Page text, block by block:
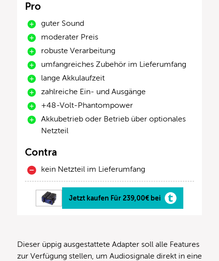
Pro
guter Sound
moderater Preis
robuste Verarbeitung
umfangreiches Zubehör im Lieferumfang
lange Akkulaufzeit
zahlreiche Ein- und Ausgänge
+48-Volt-Phantompower
Akkubetrieb oder Betrieb über optionales
Netzteil
Contra
kein Netzteil im Lieferumfang
Jetzt kaufen Für 239,00€ bei
Dieser üppig ausgestattete Adapter soll alle Features
zur Verfügung stellen, um Audiosignale direkt in eine